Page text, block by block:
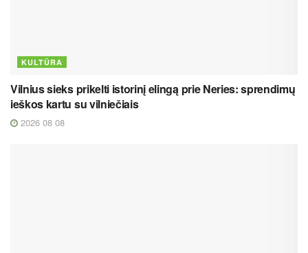
KULTŪRA
Vilnius sieks prikelti istorinį elingą prie Neries: sprendimų
ieškos kartu su vilniečiais
2026 08 08